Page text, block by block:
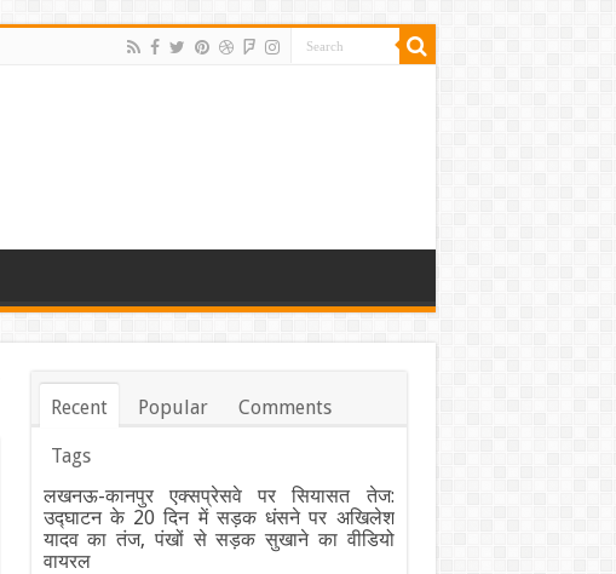
Recent Popular Comments
Tags
लखनऊ-कानपुर एक्सप्रेसवे पर सियासत तेज:
उद्घाटन के 20 दिन में सड़क धंसने पर अखिलेश
यादव का तंज, पंखों से सड़क सुखाने का वीडियो
वायरल